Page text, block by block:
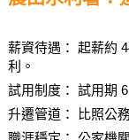
薪資待遇： 起薪約
利。
試用制度： 試用期
升遷管道： 比照公